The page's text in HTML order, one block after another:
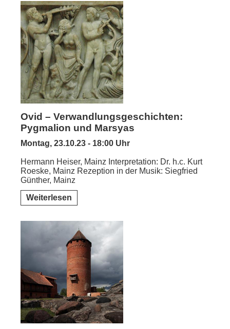
Ovid – Verwandlungsgeschichten:
Pygmalion und Marsyas
Montag, 23.10.23 - 18:00 Uhr
Hermann Heiser, Mainz Interpretation: Dr. h.c. Kurt
Roeske, Mainz Rezeption in der Musik: Siegfried
Günther, Mainz
Weiterlesen